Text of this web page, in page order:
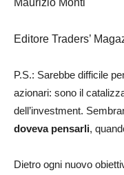
Editore Traders’
P.S.: Sarebbe difficile
azionari: sono il
dell’investment.
doveva pensarli,
Dietro ogni nuovo